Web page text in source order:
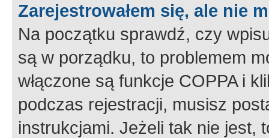
Zarejestrowałem się, ale nie
Na początku sprawdź, czy
są w porządku, to problemem
włączone są funkcje COPPA i
podczas rejestracji, musisz
instrukcjami. Jeżeli tak nie jest,